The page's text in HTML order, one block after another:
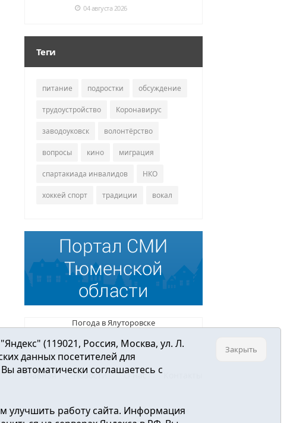
04 августа 2026
Теги
питание подростки обсуждение
трудоустройство Коронавирус
заводоуковск волонтёрство
вопросы кино миграция
спартакиада инвалидов НКО
хоккей спорт традиции вокал
Погода в Ялуторовске
Главная Новости О нас
связи, информационных технологий и
(119021, Россия, Москва, ул. Л.
данных посетителей для
автоматически соглашаетесь с
работу сайта. Информация
Закрыть